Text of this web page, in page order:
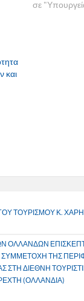
σε
και
ΤΟΥΡΙΣΜΟΥ Κ.
ΟΛΛΑΝΔΩΝ
ΤΗΣ
ΣΤΗ ΔΙΕΘΝΗ
(ΟΛΛΑΝΔΙΑ)